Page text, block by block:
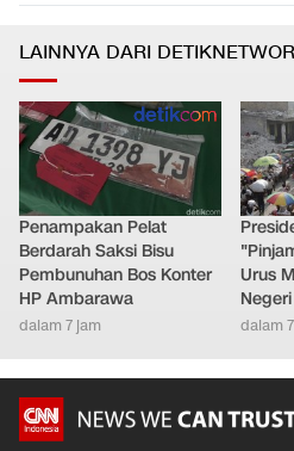
LAINNYA DARI
Penampakan Pelat
Berdarah Saksi Bisu
Pembunuhan Bos Konter
HP Ambarawa
dalam 7 jam
Urus
Negeri
dalam